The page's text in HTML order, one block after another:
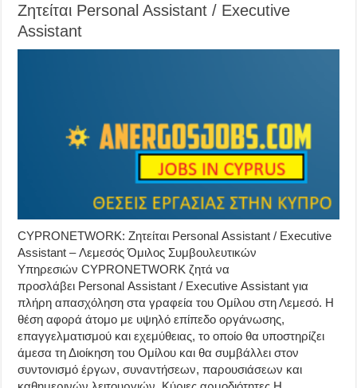
Ζητείται Personal Assistant / Executive
Assistant
CYPRONETWORK: Ζητείται Personal Assistant / Executive
Assistant – Λεμεσός Όμιλος Συμβουλευτικών
Υπηρεσιών CYPRONETWORK ζητά να
προσλάβει Personal Assistant / Executive Assistant για
πλήρη απασχόληση στα γραφεία του Ομίλου στη Λεμεσό. Η
θέση αφορά άτομο με υψηλό επίπεδο οργάνωσης,
επαγγελματισμού και εχεμύθειας, το οποίο θα υποστηρίζει
άμεσα τη Διοίκηση του Ομίλου και θα συμβάλλει στον
συντονισμό έργων, συναντήσεων, παρουσιάσεων και